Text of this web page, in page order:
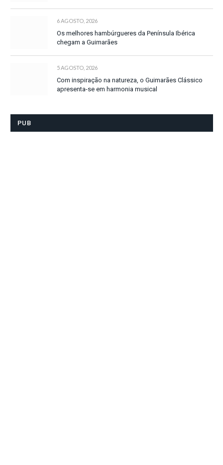
6 AGOSTO, 2026
Os melhores hambúrgueres da Península Ibérica
chegam a Guimarães
5 AGOSTO, 2026
Com inspiração na natureza, o Guimarães Clássico
apresenta-se em harmonia musical
PUB